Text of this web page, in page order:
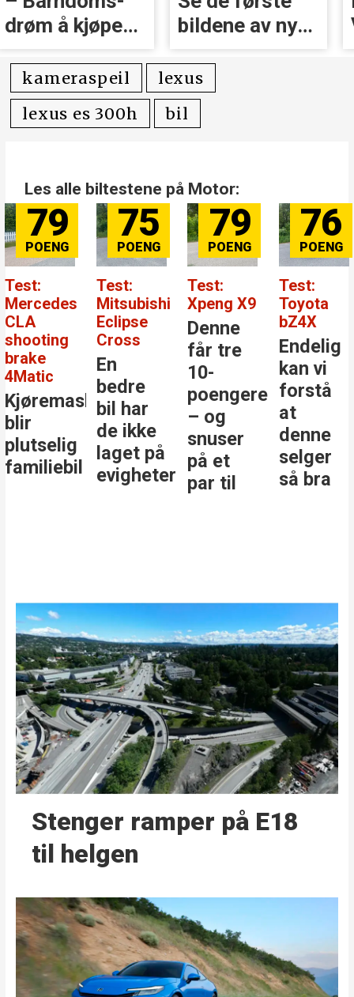
drøm å kjøpe
BMW
bildene av nye
A2 e-tron
kameraspeil
lexus
lexus es 300h
bil
Les alle biltestene på Motor:
79
Test:
Mercedes
CLA
shooting
brake
4Matic
Kjøremaskinen
blir
plutselig
familiebil
75
Test:
Mitsubishi
Eclipse
Cross
En
bedre
bil har
de ikke
laget på
evigheter
79
Test:
Xpeng X9
Denne
får tre
10-
poengere
– og
snuser
på et
par til
76
Test:
Toyota
bZ4X
Endelig
kan vi
forstå
at
denne
selger
så bra
Stenger ramper på E18
til helgen